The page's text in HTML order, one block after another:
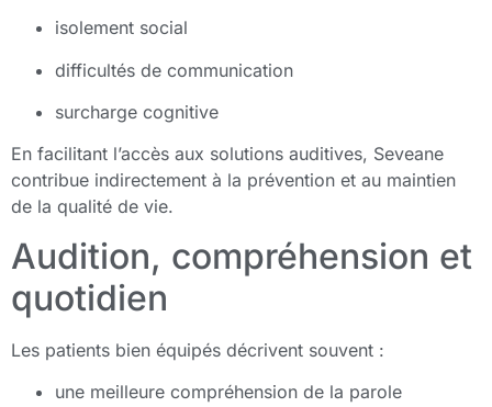
isolement social
difficultés de communication
surcharge cognitive
En facilitant l’accès aux solutions auditives, Seveane
contribue indirectement à la prévention et au maintien
de la qualité de vie.
Audition, compréhension et
quotidien
Les patients bien équipés décrivent souvent :
une meilleure compréhension de la parole